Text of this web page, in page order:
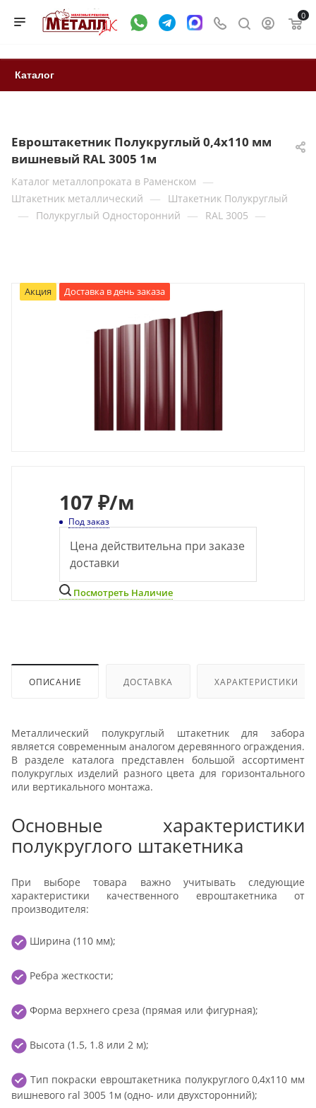
0
Каталог
Евроштакетник Полукруглый 0,4x110 мм
вишневый RAL 3005 1м
Каталог металлопроката в Раменском —
Штакетник металлический — Штакетник Полукруглый
— Полукруглый Односторонний — RAL 3005 —
Акция Доставка в день заказа
107 ₽/м
Под заказ
Цена действительна при заказе
доставки
Посмотреть Наличие
ОПИСАНИЕ ДОСТАВКА ХАРАКТЕРИСТИКИ
Металлический полукруглый штакетник для забора
является современным аналогом деревянного ограждения.
В разделе каталога представлен большой ассортимент
полукруглых изделий разного цвета для горизонтального
или вертикального монтажа.
Основные характеристики
полукруглого штакетника
При выборе товара важно учитывать следующие
характеристики качественного евроштакетника от
производителя:
Ширина (110 мм);
Ребра жесткости;
Форма верхнего среза (прямая или фигурная);
Высота (1.5, 1.8 или 2 м);
Тип покраски евроштакетника полукруглого 0,4x110 мм
вишневого ral 3005 1м (одно- или двухсторонний);